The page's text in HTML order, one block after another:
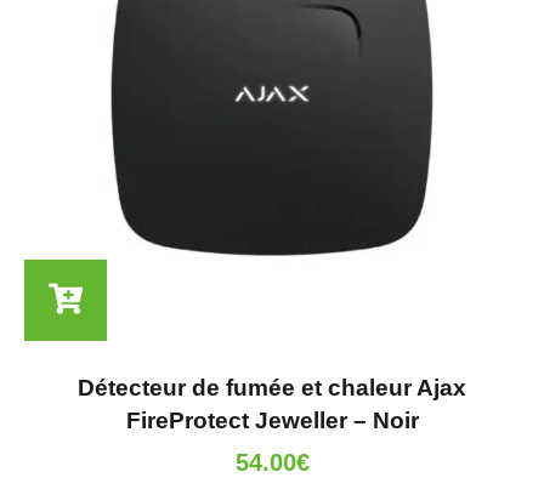
Détecteur de fumée et chaleur Ajax
FireProtect Jeweller – Noir
54.00€